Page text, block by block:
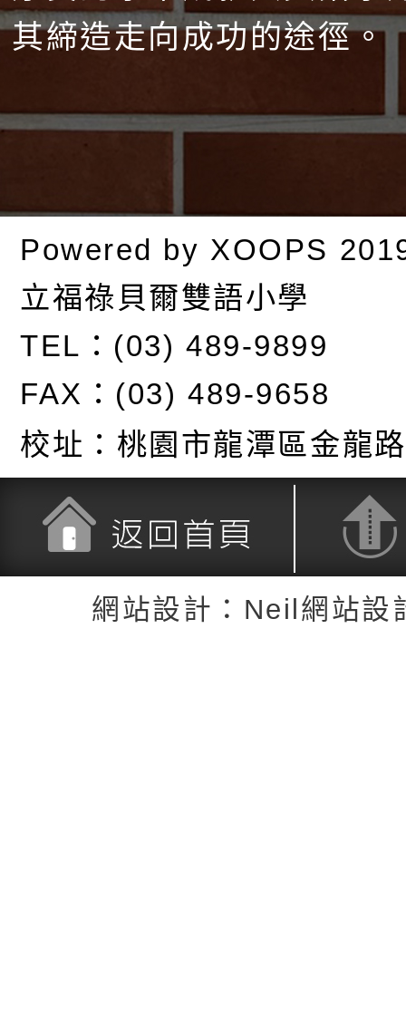
其締造走向成功的途徑。
Powered by XOOPS
立福祿貝爾雙語小學
TEL：(03) 489-9899
FAX：(03) 489-9658
校址： 桃園市龍潭區金龍
返回首頁 返回頂端
網站設計：Neil網站設